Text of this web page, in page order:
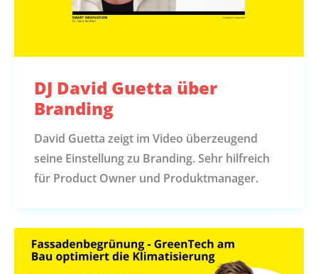
DJ David Guetta über
Branding
David Guetta zeigt im Video überzeugend
seine Einstellung zu Branding. Sehr hilfreich
für Product Owner und Produktmanager.